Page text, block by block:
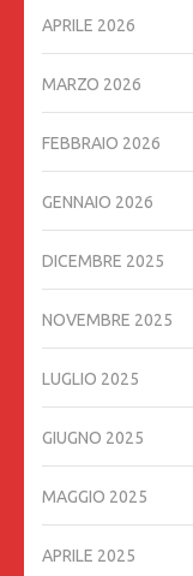
APRILE 2026
MARZO 2026
FEBBRAIO 2026
GENNAIO 2026
DICEMBRE 2025
NOVEMBRE 2025
LUGLIO 2025
GIUGNO 2025
MAGGIO 2025
APRILE 2025